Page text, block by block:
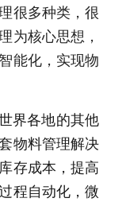
很多种类，很
为核心思想，
能化，实现物
界各地的其他
物料管理解决
存成本，提高
程自动化，微